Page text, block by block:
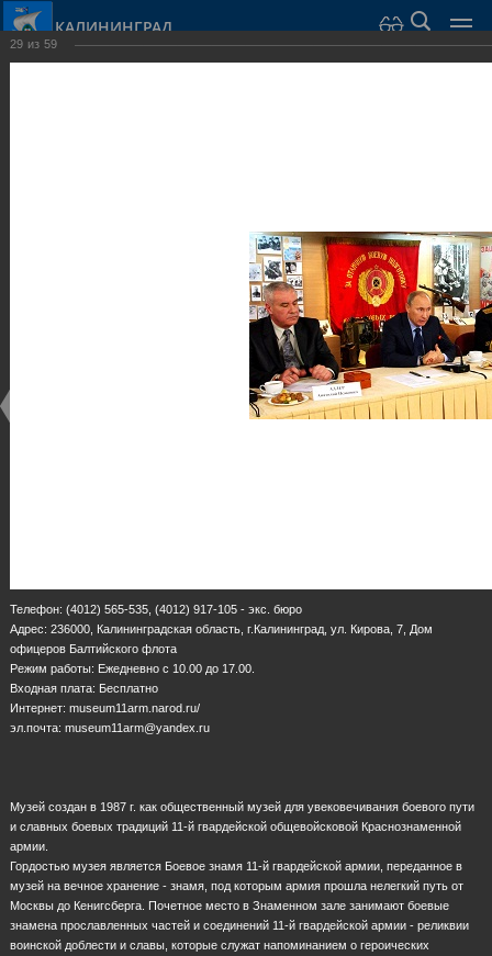
КАЛИНИНГРАД
29 из 59
Телефон: (4012) 565-535, (4012) 917-105 - экс. бюро
Адрес: 236000, Калининградская область, г.Калининград, ул. Кирова, 7, Дом
офицеров Балтийского флота
Режим работы: Ежедневно с 10.00 до 17.00.
Входная плата: Бесплатно
Интернет: museum11arm.narod.ru/
эл.почта: museum11arm@yandex.ru
Музей создан в 1987 г. как общественный музей для увековечивания боевого пути
и славных боевых традиций 11-й гвардейской общевойсковой Краснознаменной
армии.
Гордостью музея является Боевое знамя 11-й гвардейской армии, переданное в
музей на вечное хранение - знамя, под которым армия прошла нелегкий путь от
Москвы до Кенигсберга. Почетное место в Знаменном зале занимают боевые
знамена прославленных частей и соединений 11-й гвардейской армии - реликвии
воинской доблести и славы, которые служат напоминанием о героических